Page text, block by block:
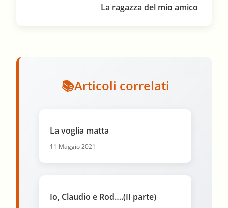
La ragazza del mio amico
Articoli correlati
La voglia matta
11 Maggio 2021
Io, Claudio e Rod….(II parte)